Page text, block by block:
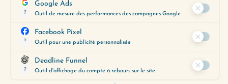
littéralement, même si j’adore ça, mais de la